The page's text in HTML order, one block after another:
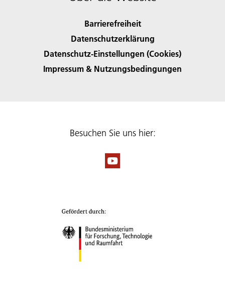
Barrierefreiheit
Datenschutzerklärung
Datenschutz-Einstellungen (Cookies)
Impressum & Nutzungsbedingungen
Besuchen Sie uns hier: